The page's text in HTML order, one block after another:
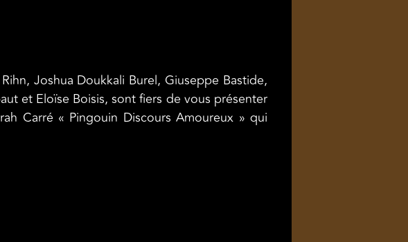
Joshua Doukkali Burel, Giuseppe Bastide,
et Eloïse Boisis, sont fiers de vous présenter
Carré « Pingouin Discours Amoureux » qui